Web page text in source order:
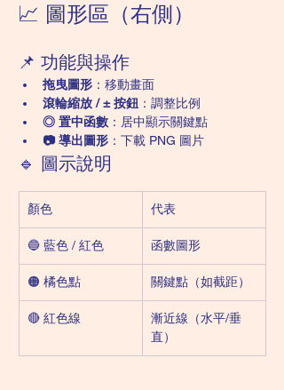
📈 圖形區（右側）
📌 功能與操作
拖曳圖形 ：移動畫面
滾輪縮放 / ± 按鈕 ：調整比例
◎ 置中函數 ：居中顯示關鍵點
📷 導出圖形 ：下載 PNG 圖片
🔹 圖示說明
顏色 代表
🔵 藍色 / 紅色 函數圖形
🟠 橘色點 關鍵點（如截距）
🔴 紅色線
漸近線（水平/垂
直）